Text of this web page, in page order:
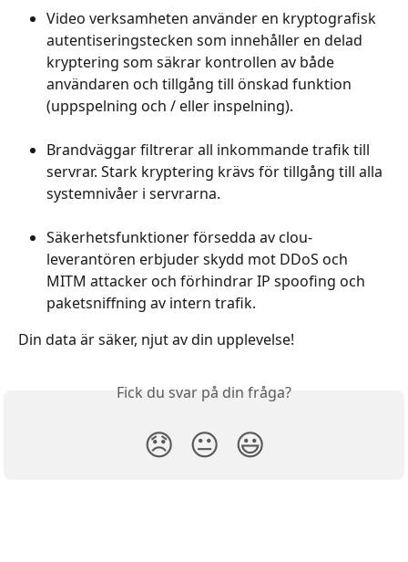
Video verksamheten använder en kryptografisk
autentiseringstecken som innehåller en delad
kryptering som säkrar kontrollen av både
användaren och tillgång till önskad funktion
(uppspelning och / eller inspelning).
Brandväggar filtrerar all inkommande trafik till
servrar. Stark kryptering krävs för tillgång till alla
systemnivåer i servrarna.
Säkerhetsfunktioner försedda av clou-
leverantören erbjuder skydd mot DDoS och
MITM attacker och förhindrar IP spoofing och
paketsniffning av intern trafik.
Din data är säker, njut av din upplevelse!
Fick du svar på din fråga?
😞 😐 😃